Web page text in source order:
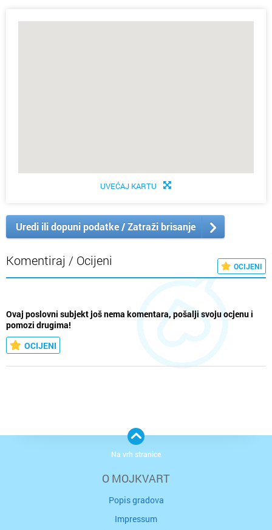
UVEĆAJ KARTU
Uredi ili dopuni podatke / Zatraži brisanje
Komentiraj / Ocijeni OCIJENI
Ovaj poslovni subjekt još nema komentara, pošalji svoju ocjenu i
pomozi drugima!
OCIJENI
O MOJKVART
Popis gradova
Impressum
Na vrh stranice